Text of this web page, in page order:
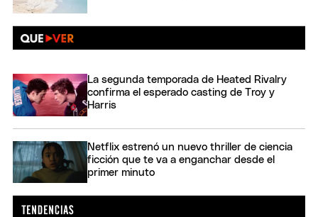
La segunda temporada de Heated Rivalry
confirma el esperado casting de Troy y
Harris
Netflix estrenó un nuevo thriller de ciencia
ficción que te va a enganchar desde el
primer minuto